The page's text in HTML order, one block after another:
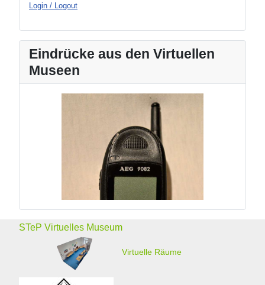
Login / Logout
Eindrücke aus den Virtuellen
Museen
STeP Virtuelles Museum
Virtuelle Räume